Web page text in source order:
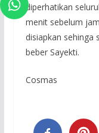
diperhatikan
menit sebelum
disiapkan sehinga
beber Sayekti.
Cosmas